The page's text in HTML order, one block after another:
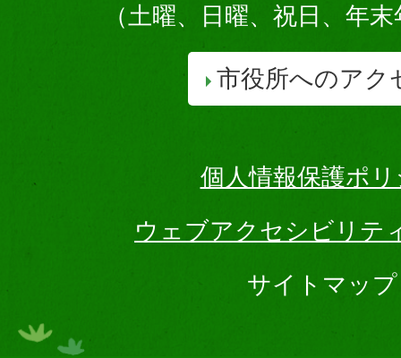
（土曜、日曜、祝日、年
市役所へのアク
個人情報保護ポ
ウェブアクセシビリテ
サイトマップ